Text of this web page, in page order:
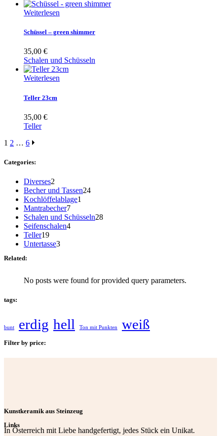
Weiterlesen
Schüssel – green shimmer
35,00 €
Schalen und Schüsseln
Weiterlesen
Teller 23cm
35,00 €
Teller
1 2 … 6
Categories:
Diverses2
Produkte
Becher und Tassen2424
Kochlöffelablage1
Mantrabecher77
Produkte
Schalen und Schüsseln2828
Seifenschalen44
Teller1919
Produkte
Untertasse33
Related:
No posts were found for provided query parameters.
tags:
bunt erdig hell Ton mit Punkten weiß
Filter by price:
Kunstkeramik aus Steinzeug
In Österreich mit Liebe handgefertigt, jedes Stück ein Unikat.
Links